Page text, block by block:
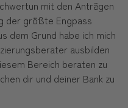
mit den Anträgen
der größte Engpass
dem Grund habe ich mich
ausbilden
Bereich beraten zu
dir und deiner Bank zu